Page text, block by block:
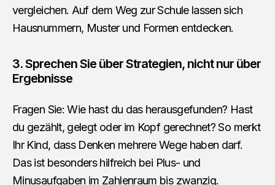
vergleichen. Auf dem Weg zur Schule lassen sich
Hausnummern, Muster und Formen entdecken.
3. Sprechen Sie über Strategien, nicht nur über
Ergebnisse
Fragen Sie: Wie hast du das herausgefunden? Hast
du gezählt, gelegt oder im Kopf gerechnet? So merkt
Ihr Kind, dass Denken mehrere Wege haben darf.
Das ist besonders hilfreich bei Plus- und
Minusaufgaben im Zahlenraum bis zwanzig.